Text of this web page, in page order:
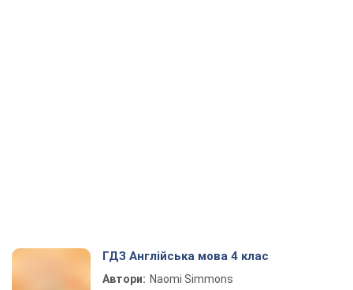
ГДЗ Англійська мова 4 клас
Автори: Naomi Simmons